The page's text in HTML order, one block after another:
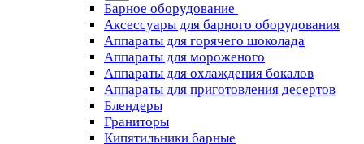
Барное оборудование
Аксессуары для барного оборудования
Аппараты для горячего шоколада
Аппараты для мороженого
Аппараты для охлаждения бокалов
Аппараты для приготовления десертов
Блендеры
Граниторы
Кипятильники барные